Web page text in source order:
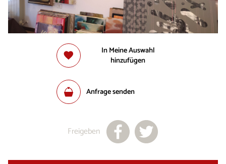
In Meine Auswahl
hinzufügen
Anfrage senden
Freigeben